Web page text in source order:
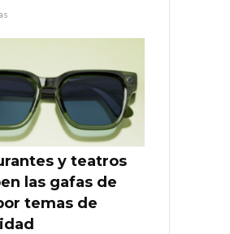
y teatros
las gafas de
temas de